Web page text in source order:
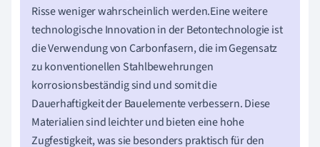
Risse weniger wahrscheinlich werden.Eine weitere
technologische Innovation in der Betontechnologie ist
die Verwendung von Carbonfasern, die im Gegensatz
zu konventionellen Stahlbewehrungen
korrosionsbeständig sind und somit die
Dauerhaftigkeit der Bauelemente verbessern. Diese
Materialien sind leichter und bieten eine hohe
Zugfestigkeit, was sie besonders praktisch für den